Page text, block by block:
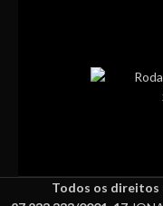
Todos os direitos